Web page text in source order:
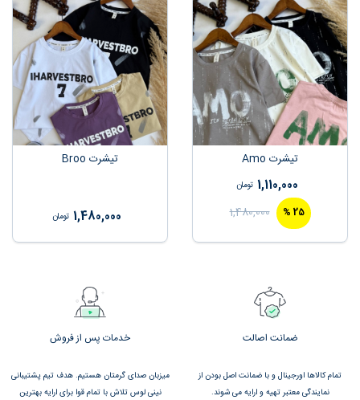
تیشرت Amo
1,110,000 تومان
25
%
1,480,000
تیشرت Broo
1,480,000 تومان
ضمانت اصالت
تمام کالاها اورجینال و با ضمانت اصل بودن از
نمایندگی معتبر تهیه و ارایه می شوند.
خدمات پس از فروش
میزبان صدای گرمتان هستیم. هدف تیم پشتیبانی
نینی لوس تلاش با تمام قوا برای ارایه بهترین